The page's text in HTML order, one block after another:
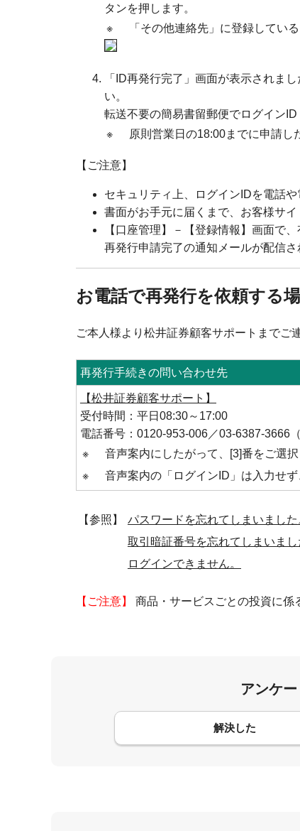
タンを押します。
※
「その他連絡先」に登録してい
「ID再発行完了」画面が表示されま
い。
転送不要の簡易書留郵便でログイン
※
原則営業日の18:00までに申請し
【ご注意】
セキュリティ上、ログインIDを電話
書面がお手元に届くまで、お客様サ
【口座管理】－【登録情報】画面で
再発行申請完了の通知メールが配信さ
お電話で再発行を依頼する
ご本人様より松井証券顧客サポートまでご
再発行手続きの問い合わせ先
【松井証券顧客サポート】
受付時間：平日08:30～17:00
電話番号：0120-953-006／03-6387-3666
※
音声案内にしたがって、[3]番をご選
※
音声案内の「ログインID」は入力せ
【参照】
パスワードを忘れてしまいました
取引暗証番号を忘れてしまいまし
ログインできません。
【ご注意】 商品・サービスごとの投資に係
アンケ
解決した
コメント